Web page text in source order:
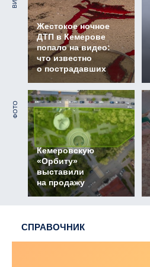
Жестокое ночное
ДТП в Кемерове
попало на видео:
что известно
о пострадавших
ФОТО
Кемеровскую
«Орбиту»
выставили
на продажу
СПРАВОЧНИК